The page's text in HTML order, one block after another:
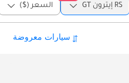
RS إيترون GT السعر ($)